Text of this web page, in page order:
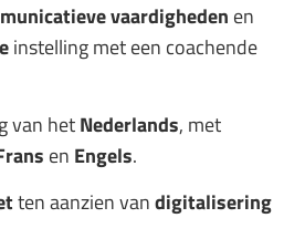
vaardigheden en
instelling met een coachende
van hetNederlands, met
en Engels.
ten aanzien vandigitalisering